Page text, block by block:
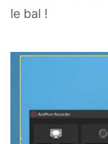
le bal !